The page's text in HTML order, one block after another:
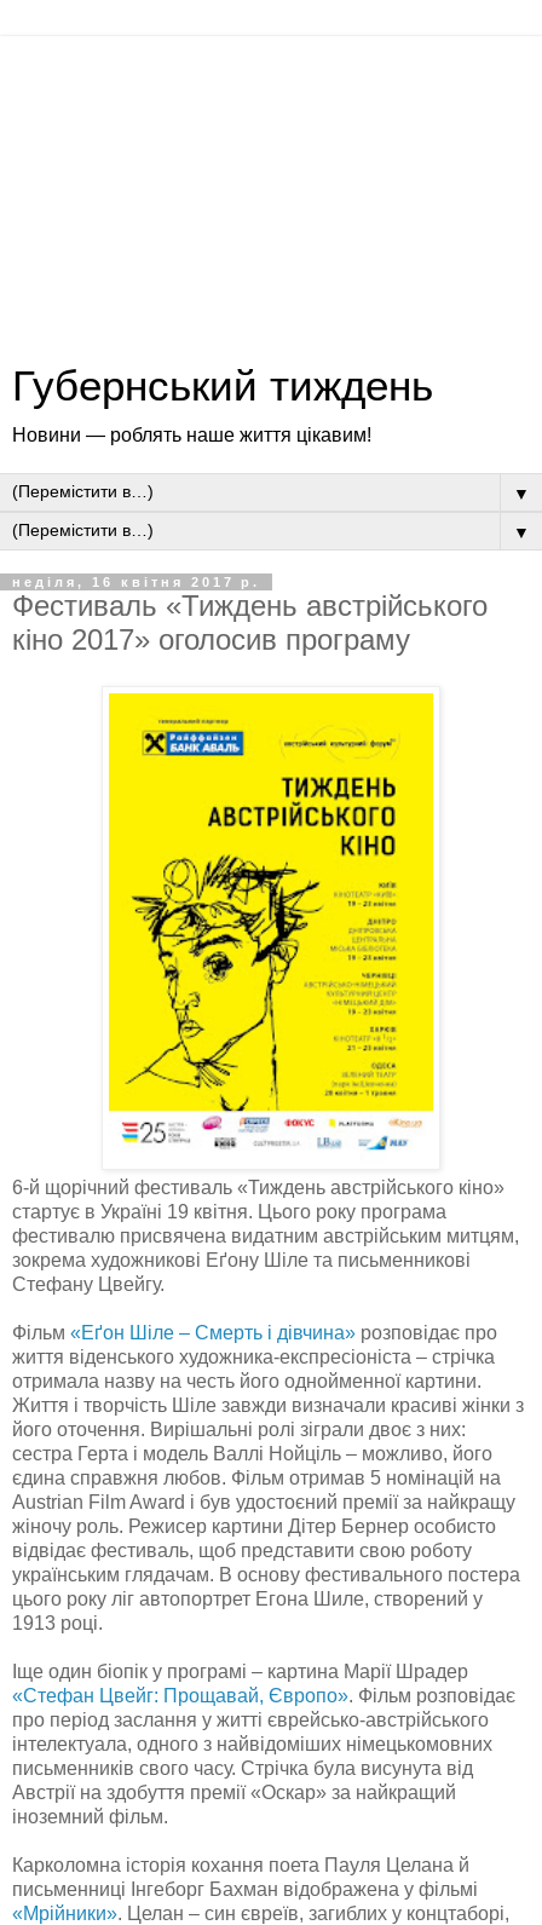
Губернський тиждень
Новини — роблять наше життя цікавим!
▼
▼
неділя, 16 квітня 2017 р.
Фестиваль «Тиждень австрійського
кіно 2017» оголосив програму
6-й щорічний фестиваль «Тиждень австрійського кіно»
стартує в Україні 19 квітня. Цього року програма
фестивалю присвячена видатним австрійським митцям,
зокрема художникові Еґону Шіле та письменникові
Стефану Цвейгу.
Фільм «Еґон Шіле – Смерть і дівчина» розповідає про
життя віденського художника-експресіоніста – стрічка
отримала назву на честь його однойменної картини.
Життя і творчість Шіле завжди визначали красиві жінки з
його оточення. Вирішальні ролі зіграли двоє з них:
сестра Герта і модель Валлі Нойціль – можливо, його
єдина справжня любов. Фільм отримав 5 номінацій на
Austrian Film Award і був удостоєний премії за найкращу
жіночу роль. Режисер картини Дітер Бернер особисто
відвідає фестиваль, щоб представити свою роботу
українським глядачам. В основу фестивального постера
цього року ліг автопортрет Егона Шиле, створений у
1913 році.
Іще один біопік у програмі – картина Марії Шрадер
«Стефан Цвейг: Прощавай, Європо». Фільм розповідає
про період заслання у житті єврейсько-австрійського
інтелектуала, одного з найвідоміших німецькомовних
письменників свого часу. Стрічка була висунута від
Австрії на здобуття премії «Оскар» за найкращий
іноземний фільм.
Карколомна історія кохання поета Пауля Целана й
письменниці Інгеборг Бахман відображена у фільмі
«Мрійники». Целан – син євреїв, загиблих у концтаборі,